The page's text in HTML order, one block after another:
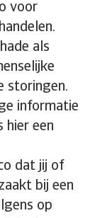
voor
als
storingen.
informatie
hier een
dat jij of
bij een
op